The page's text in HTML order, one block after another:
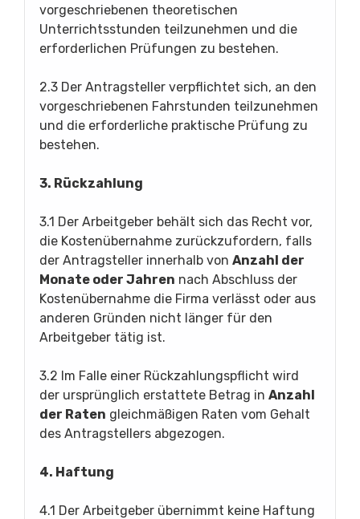
vorgeschriebenen theoretischen
Unterrichtsstunden teilzunehmen und die
erforderlichen Prüfungen zu bestehen.
2.3 Der Antragsteller verpflichtet sich, an den
vorgeschriebenen Fahrstunden teilzunehmen
und die erforderliche praktische Prüfung zu
bestehen.
3. Rückzahlung
3.1 Der Arbeitgeber behält sich das Recht vor,
die Kostenübernahme zurückzufordern, falls
der Antragsteller innerhalb von Anzahl der
Monate oder Jahren nach Abschluss der
Kostenübernahme die Firma verlässt oder aus
anderen Gründen nicht länger für den
Arbeitgeber tätig ist.
3.2 Im Falle einer Rückzahlungspflicht wird
der ursprünglich erstattete Betrag in Anzahl
der Raten gleichmäßigen Raten vom Gehalt
des Antragstellers abgezogen.
4. Haftung
4.1 Der Arbeitgeber übernimmt keine Haftung